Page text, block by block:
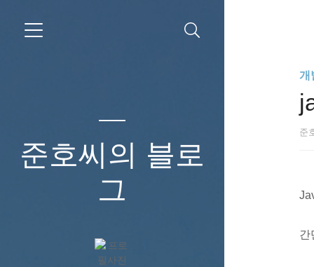
준호씨의 블로
그
개
준
간